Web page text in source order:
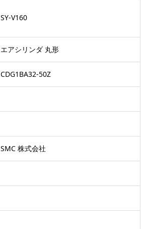
SY-V160
エアシリンダ 丸形
CDG1BA32-50Z
SMC 株式会社